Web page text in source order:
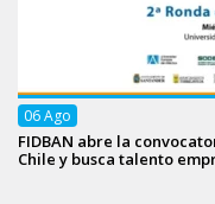
06Ago
FIDBAN abre la
Chile y busca talento